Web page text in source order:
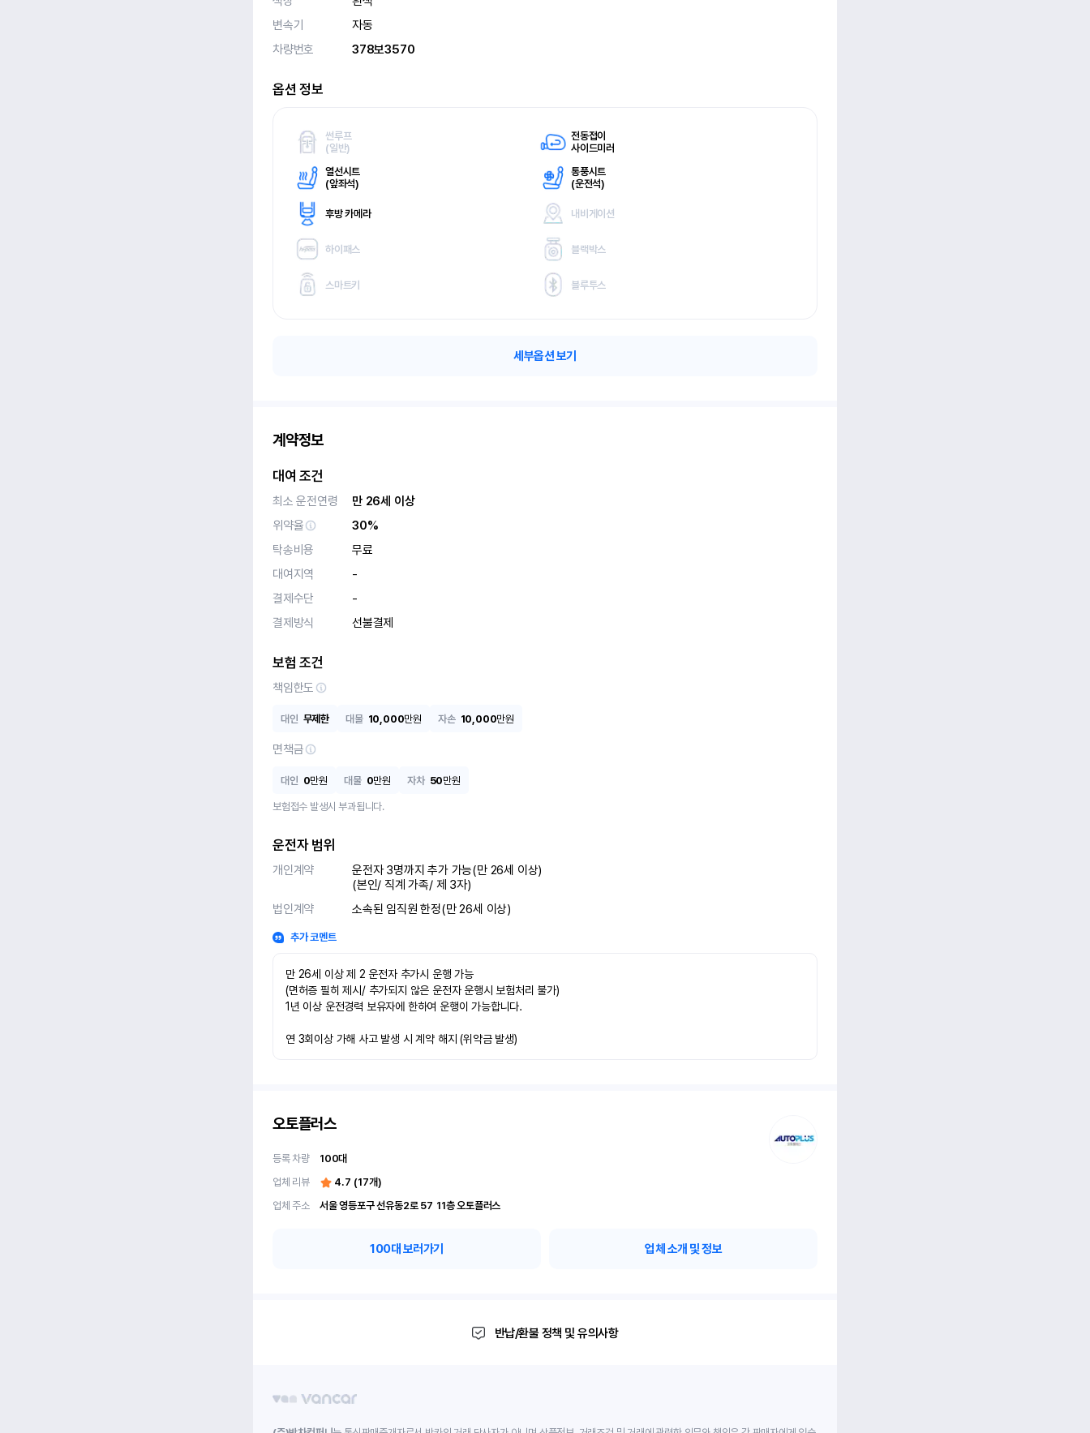
변속기
자동
차량번호
378보3570
옵션 정보
썬루프
(일반)
전동접이
사이드미러
열선시트
(앞좌석)
통풍시트
(운전석)
후방 카메라 내비게이션
하이패스 블랙박스
스마트키 블루투스
세부옵션 보기
계약정보
대여 조건
최소 운전연령
만 26세 이상
위약율
30%
탁송비용
무료
대여지역
-
결제수단
-
결제방식
선불결제
보험 조건
책임한도
대인 무제한 대물 10,000만원 자손 10,000만원
면책금
대인 0만원 대물 0만원 자차 50만원
보험접수 발생시 부과됩니다.
운전자 범위
개인계약
운전자 3명까지 추가 가능(만 26세 이상)
(본인/ 직계 가족/ 제 3자)
법인계약
소속된 임직원 한정(만 26세 이상)
추가 코멘트
만 26세 이상 제 2 운전자 추가시 운행 가능
(면허증 필히 제시/ 추가되지 않은 운전자 운행시 보험처리 불가)
1년 이상 운전경력 보유자에 한하여 운행이 가능합니다.
연 3회이상 가해 사고 발생 시 계약 해지 (위약금 발생)
오토플러스
등록 차량 100대
업체 리뷰
4.7 (17개)
업체 주소
서울 영등포구 선유동2로 57	11층 오토플러스
100대 보러가기 업체 소개 및 정보
반납/환불 정책 및 유의사항